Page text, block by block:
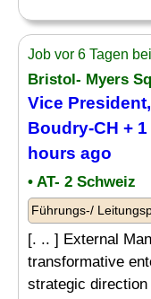
Job vor 6 Tagen
Bristol- Myers
Vice
Boudry-CH +
hours ago
• AT- 2 Schweiz
Führungs-/
[. .. ] External
transformative
strategic